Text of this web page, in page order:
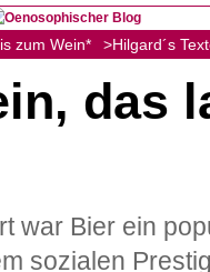
zum Wein* >Hilgard´s
das
war Bier ein
sozialen